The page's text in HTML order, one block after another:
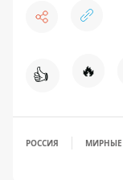
👍 🔥
РОССИЯ МИРНЫЕ